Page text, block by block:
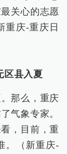
关心的志愿
重庆-重庆日
区县入夏
那么，重庆
气象专家。
，目前，重
。（新重庆-